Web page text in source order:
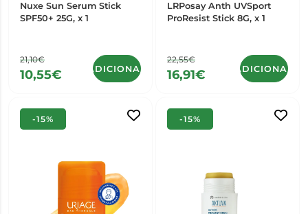
Nuxe Sun Serum Stick
SPF50+ 25G, x 1
21,10€
10,55€ ADICIONAR
LRPosay Anth UVSport
ProResist Stick 8G, x 1
22,55€
16,91€ ADICIONAR
-15% -15%